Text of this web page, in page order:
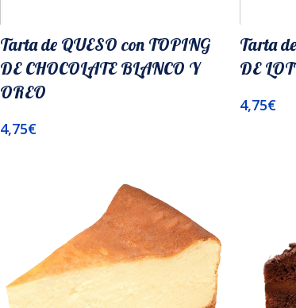
Tarta de QUESO con TOPING
DE CHOCOLATE BLANCO Y
OREO
4,75€
Tarta
DE
4,75€